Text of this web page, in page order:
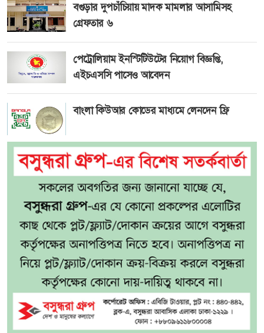
বগুড়ার দুপচাঁচিয়ায় মাদক মামলার আসামিসহ
গ্রেফতার ৬
পেট্রোলিয়াম ইনস্টিটিউটের নিয়োগ বিজ্ঞপ্তি,
এইচএসসি পাসেও আবেদন
বাংলা কিউআর কোডের মাধ্যমে লেনদেন ফ্রি